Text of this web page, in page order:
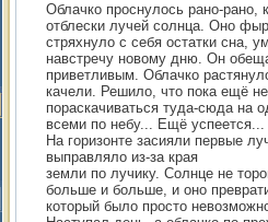
Облачко проснулось рано-рано,
отблески лучей солнца. Оно
стряхнуло с себя остатки сна,
навстречу новому дню. Он
приветливым. Облачко
качели. Решило, что пока ещё
пораскачиваться туда-сюда на
всеми по небу... Ещё успеется...
На горизонте засияли первые
выправляло из-за края
земли по лучику. Солнце не
больше и больше, и оно
который было просто